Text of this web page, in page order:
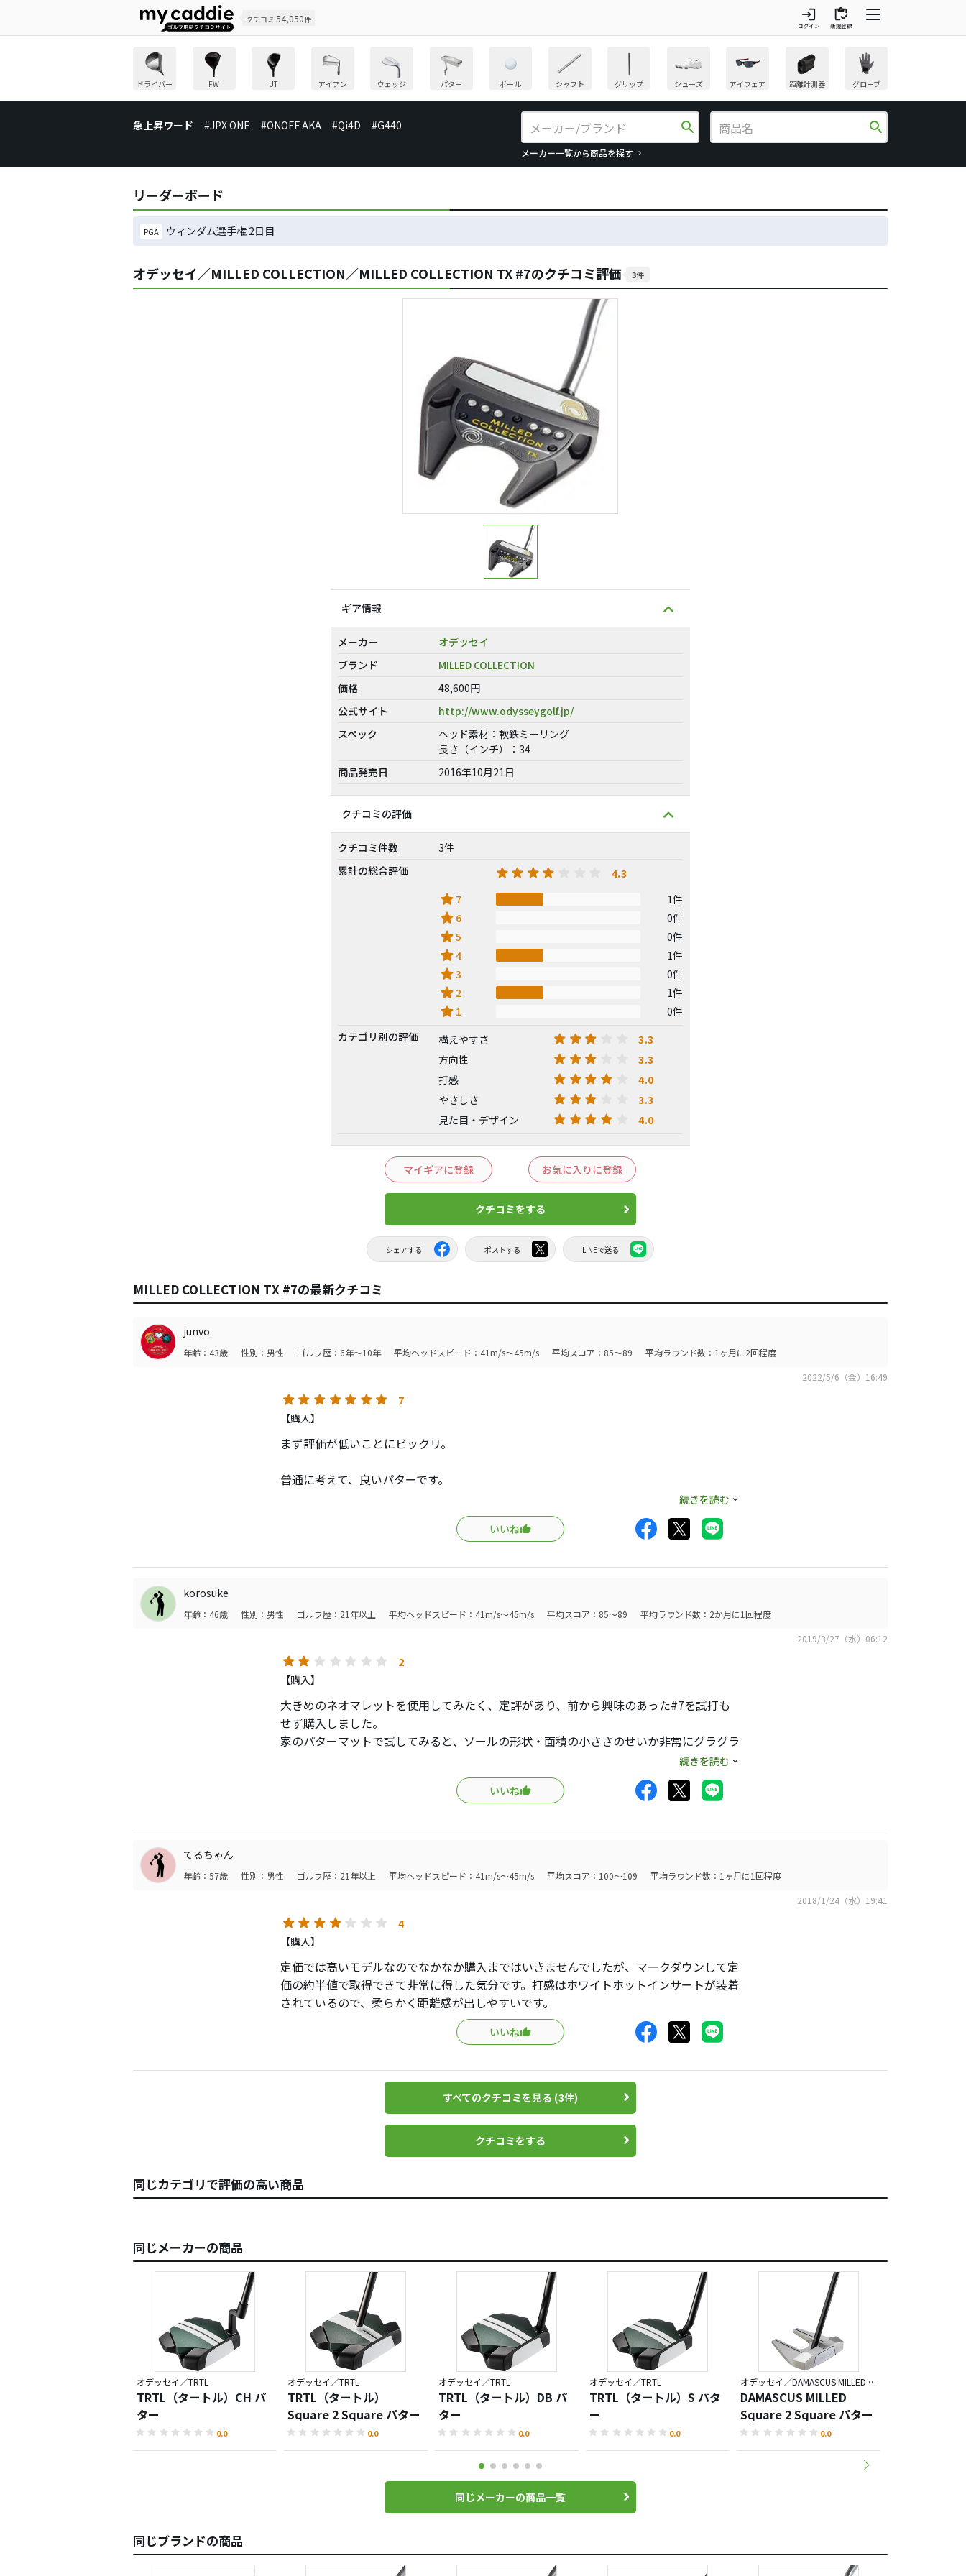
クチコミ 54,050件 login
ログイン
inventory
新規登録
ドライバー FW UT アイアン ウェッジ パター ボール シャフト グリップ シューズ アイウェア 距離計測器 グローブ
急上昇ワード #JPX ONE #ONOFF AKA #Qi4D #G440 search
メーカー一覧から商品を探す
search
リーダーボード
PGA ウィンダム選手権 2日目
オデッセイ／MILLED COLLECTION／MILLED COLLECTION TX #7のクチコミ評価 3件
ギア情報
メーカー
オデッセイ
ブランド
MILLED COLLECTION
価格
48,600円
公式サイト
http://www.odysseygolf.jp/
スペック
ヘッド素材：軟鉄ミーリング
長さ（インチ）：34
商品発売日
2016年10月21日
クチコミの評価
クチコミ件数
3件
累計の総合評価
4.3
star 7 1件
star 6 0件
star5 0件
star4 1件
star3 0件
star 2 1件
star 1
0件
カテゴリ別の評価
構えやすさ 3.3
方向性 3.3
打感 4.0
やさしさ 3.3
見た目・デザイン 4.0
マイギアに登録 お気に入りに登録
クチコミをする
シェアする ポストする LINEで送る
MILLED COLLECTION TX #7の最新クチコミ
junvo
年齢：43歳 性別：男性 ゴルフ歴：6年～10年 平均ヘッドスピード：41m/s～45m/s 平均スコア：85～89
平均ラウンド数：1ヶ月に2回程度
2022/5/6（金）16:49
7
【購入】
まず評価が低いことにビックリ。
普通に考えて、良いパターです。
#7の引きやすさ、ソフトな気持ち良い打感(この部分は個人の感覚の違いはあります)、引
き締まった色での高級感、狙ったラインに打ち出せて何の文句もありません。
私は良く入りますよ！
続きを読む
いいね
korosuke
年齢：46歳 性別：男性 ゴルフ歴：21年以上 平均ヘッドスピード：41m/s～45m/s 平均スコア：85～89
平均ラウンド数：2か月に1回程度
2019/3/27（水）06:12
2
【購入】
大きめのネオマレットを使用してみたく、定評があり、前から興味のあった#7を試打も
せず購入しました。
家のパターマットで試してみると、ソールの形状・面積の小ささのせいか非常にグラグラ
し、座りが悪い。私はヘッドを地べたにつけないとダメなので、この時点でアウト。かつ
シャフトがかなり右から挿さっており、ボールをスタンスの真ん中に置くとまともに構え
ところ、シャフトが右から挿さっているものが多いことに気付きました。限定品やEXOの
てしまいました。打感は好みだったので残念です。
続きを読む
いいね
てるちゃん
年齢：57歳 性別：男性 ゴルフ歴：21年以上 平均ヘッドスピード：41m/s～45m/s 平均スコア：100～109
平均ラウンド数：1ヶ月に1回程度
2018/1/24（水）19:41
4
【購入】
定価では高いモデルなのでなかなか購入まではいきませんでしたが、マークダウンして定
価の約半値で取得できて非常に得した気分です。打感はホワイトホットインサートが装着
されているので、柔らかく距離感が出しやすいです。
いいね
すべてのクチコミを見る (3件)
クチコミをする
同じカテゴリで評価の高い商品
同じメーカーの商品
オデッセイ／TRTL
TRTL（タートル）CH パ
ター
0.0
オデッセイ／TRTL
TRTL（タートル）
Square 2 Square パター
0.0
オデッセイ／TRTL
TRTL（タートル）DB パ
ター
0.0
オデッセイ／TRTL
TRTL（タートル）S パタ
ー
0.0
オデッセイ／DAMASCUS MILLED Square 2 Square
DAMASCUS MILLED
Square 2 Square パター
0.0
同じメーカーの商品一覧
同じブランドの商品